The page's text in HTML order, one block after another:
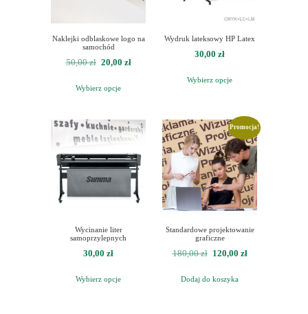
Naklejki odblaskowe logo na
samochód
50,00zł Pierwotna
wynosiła:
20,00 zł
Wybierz opcje
Wydruk lateksowy HP Latex
30,00 zł
Wybierz opcje
Wycinanie liter
samoprzylepnych
30,00 zł
Wybierz opcje
Promocja!
Standardowe projektowanie
graficzne
180,00zł Pierwotna
wynosiła:
120,00 zł
Dodaj do koszyka